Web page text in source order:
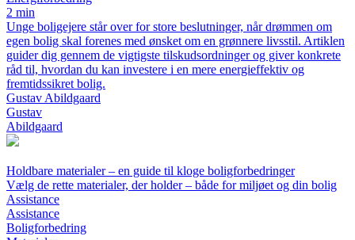
2 min
Unge boligejere står over for store beslutninger, når drømmen om
egen bolig skal forenes med ønsket om en grønnere livsstil. Artiklen
guider dig gennem de vigtigste tilskudsordninger og giver konkrete
råd til, hvordan du kan investere i en mere energieffektiv og
fremtidssikret bolig.
Gustav Abildgaard
Gustav
Abildgaard
Holdbare materialer – en guide til kloge boligforbedringer
Vælg de rette materialer, der holder – både for miljøet og din bolig
Assistance
Assistance
Boligforbedring